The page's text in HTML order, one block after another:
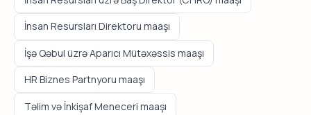
İnsan Resursları Direktoru maaşı
İşə Qəbul üzrə Aparıcı Mütəxəssis maaşı
HR Biznes Partnyoru maaşı
Təlim və İnkişaf Meneceri maaşı